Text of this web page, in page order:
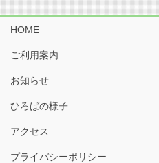
HOME
ご利用案内
お知らせ
ひろばの様子
アクセス
プライバシーポリシー